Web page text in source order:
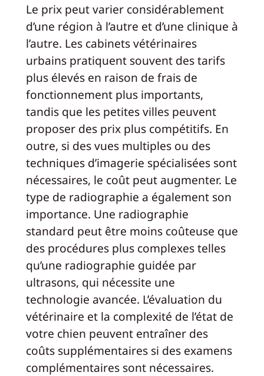
Le prix peut varier considérablement
d’une région à l’autre et d’une clinique à
l’autre. Les cabinets vétérinaires
urbains pratiquent souvent des tarifs
plus élevés en raison de frais de
fonctionnement plus importants,
tandis que les petites villes peuvent
proposer des prix plus compétitifs. En
outre, si des vues multiples ou des
techniques d’imagerie spécialisées sont
nécessaires, le coût peut augmenter. Le
type de radiographie a également son
importance. Une radiographie
standard peut être moins coûteuse que
des procédures plus complexes telles
qu’une radiographie guidée par
ultrasons, qui nécessite une
technologie avancée. L’évaluation du
vétérinaire et la complexité de l’état de
votre chien peuvent entraîner des
coûts supplémentaires si des examens
complémentaires sont nécessaires.